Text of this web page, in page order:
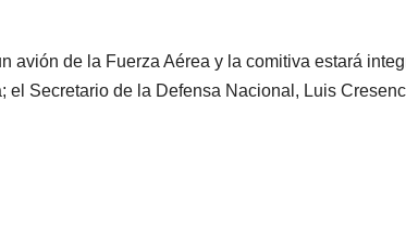
avión de la Fuerza Aérea y la comitiva estará
el Secretario de la Defensa Nacional, Luis